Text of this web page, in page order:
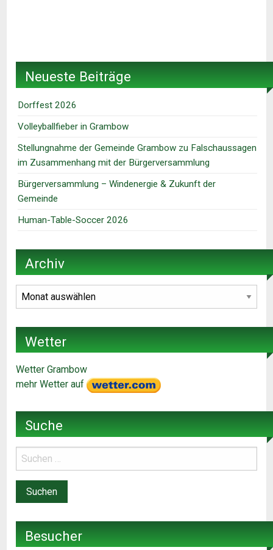
Neueste Beiträge
Dorffest 2026
Volleyballfieber in Grambow
Stellungnahme der Gemeinde Grambow zu Falschaussagen
im Zusammenhang mit der Bürgerversammlung
Bürgerversammlung – Windenergie & Zukunft der
Gemeinde
Human-Table-Soccer 2026
Archiv
Archiv
Wetter
Wetter Grambow
mehr Wetter auf
Suche
Besucher